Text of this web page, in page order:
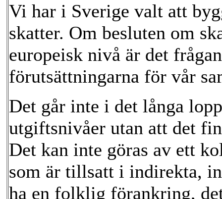
Vi har i Sverige valt att
skatter. Om besluten om
europeisk nivå är det
förutsättningarna för vår
Det går inte i det långa
utgiftsnivåer utan att det
Det kan inte göras av ett
som är tillsatt i indirekta,
ha en folklig förankring,